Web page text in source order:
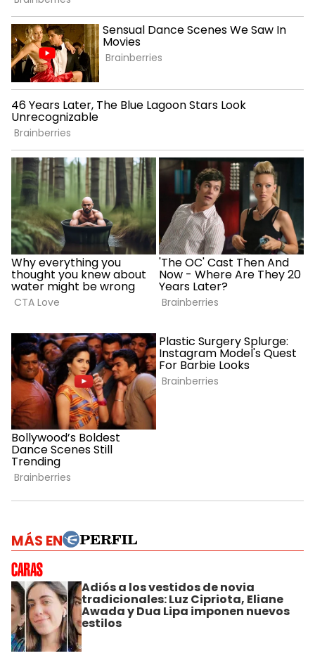
MÁS EN
Adiós a los vestidos de novia
tradicionales: Luz Cipriota, Eliane
Awada y Dua Lipa imponen nuevos
estilos